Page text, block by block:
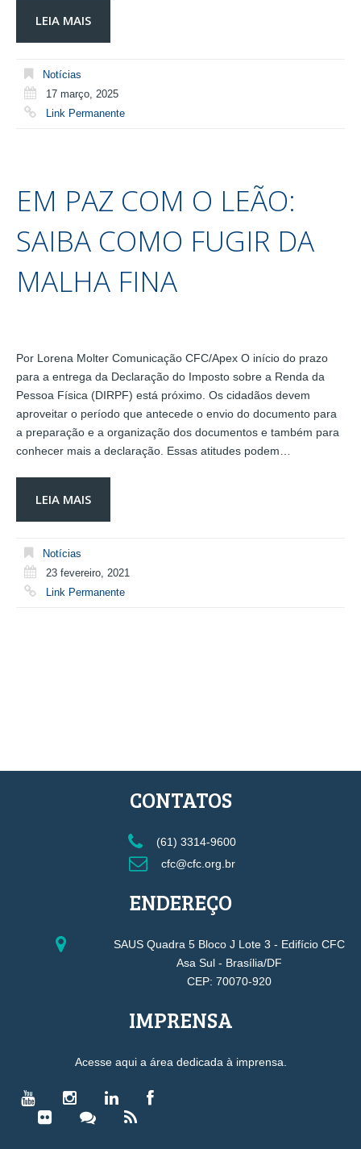
LEIA MAIS
Notícias
17 março, 2025
Link Permanente
EM PAZ COM O LEÃO:
SAIBA COMO FUGIR DA
MALHA FINA
Por Lorena Molter Comunicação CFC/Apex O início do prazo
para a entrega da Declaração do Imposto sobre a Renda da
Pessoa Física (DIRPF) está próximo. Os cidadãos devem
aproveitar o período que antecede o envio do documento para
a preparação e a organização dos documentos e também para
conhecer mais a declaração. Essas atitudes podem…
LEIA MAIS
Notícias
23 fevereiro, 2021
Link Permanente
CONTATOS
(61) 3314-9600
cfc@cfc.org.br
ENDEREÇO
SAUS Quadra 5 Bloco J Lote 3 - Edifício CFC
Asa Sul - Brasília/DF
CEP: 70070-920
IMPRENSA
Acesse aqui a área dedicada à imprensa.